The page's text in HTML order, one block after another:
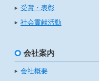
受賞・表彰
社会貢献活動
会社案内
会社概要